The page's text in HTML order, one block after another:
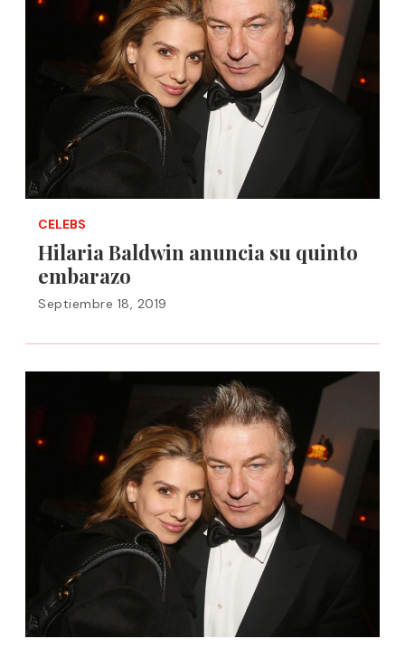
CELEBS
Hilaria Baldwin anuncia su quinto
embarazo
Septiembre 18, 2019